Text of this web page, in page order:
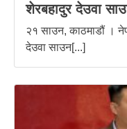
शेरबहादुर देउवा
२१ साउन, काठमाडौं ।
देउवा साउन[...]